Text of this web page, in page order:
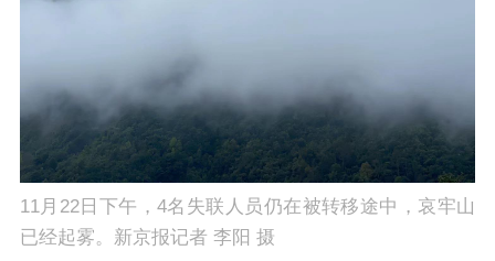
11月22日下午，4名失联人员仍在被转移途中，哀牢山
已经起雾。新京报记者 李阳 摄